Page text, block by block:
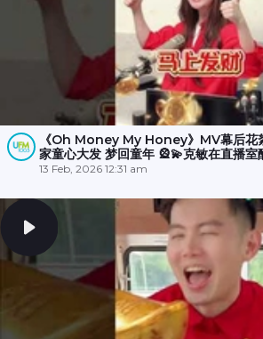
《Oh Money My Honey》MV幕后花
家童心大发 梦回童年 🎡💫克敏在直播室
和丽梅则拍摄空档在木马上斗舞？💃🕺
13 Feb, 2026 12:31 am